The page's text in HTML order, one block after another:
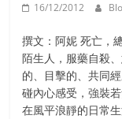
16/12/2012
撰文：阿妮 死亡，
陌生人，服藥自殺
的、目擊的、共同
碰內心感受，強裝
在風平浪靜的日常